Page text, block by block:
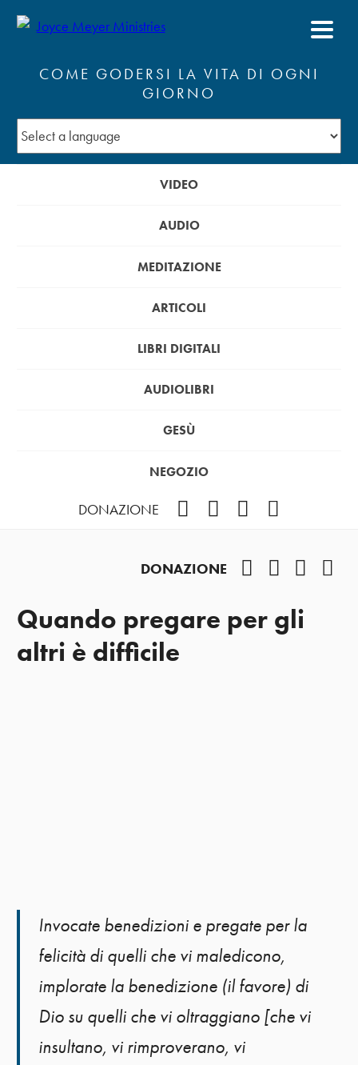
COME GODERSI LA VITA DI OGNI
GIORNO
VIDEO
AUDIO
MEDITAZIONE
ARTICOLI
LIBRI DIGITALI
AUDIOLIBRI
GESÙ
NEGOZIO
DONAZIONE
DONAZIONE
Quando pregare per gli
altri è difficile
Invocate benedizioni e pregate per la
felicità di quelli che vi maledicono,
implorate la benedizione (il favore) di
Dio su quelli che vi oltraggiano [che vi
insultano, vi rimproverano, vi